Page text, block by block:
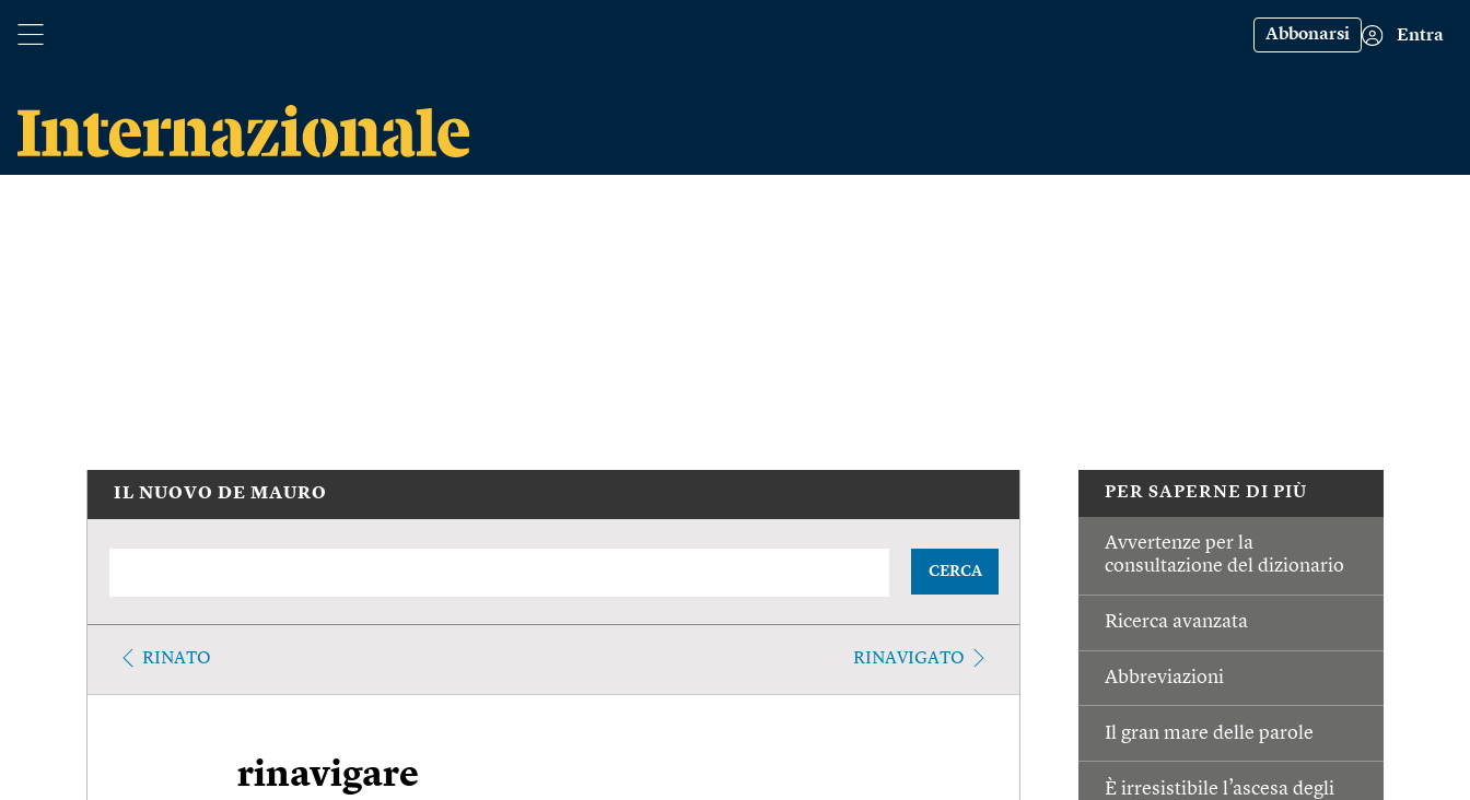
Abbonarsi Entra
PER SAPERNE DI PIÙ
Avvertenze per la
consultazione del dizionario
Ricerca avanzata
Abbreviazioni
Il gran mare delle parole
È irresistibile l’ascesa degli
IL NUOVO DE MAURO
CERCA
RINATO RINAVIGATO
rinavigare